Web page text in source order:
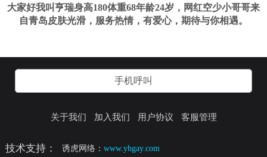
大家好我叫亨瑞身高180体重68年龄24岁，网红空少小哥哥来
自青岛皮肤光滑，服务热情，有爱心，期待与你相遇。
手机呼叫
关于我们 加入我们 用户协议 客服管理
技术支持： 诱虎网络：www.yhgay.com